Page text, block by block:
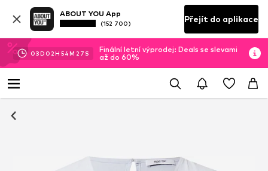
ABOUT YOU App
(152 700) Přejít do aplikace
03D 02H 54M 26 S
Finální letní výprodej: Deals se slevami
až do 60%